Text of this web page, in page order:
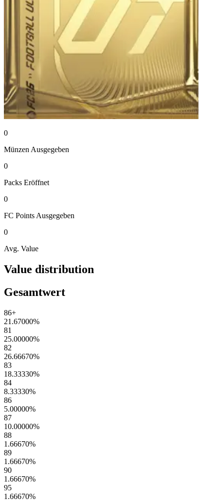
0
Münzen Ausgegeben
0
Packs Eröffnet
0
FC Points Ausgegeben
0
Avg. Value
Value distribution
Gesamtwert
86+
21.67000%
81
25.00000%
82
26.66670%
83
18.33330%
84
8.33330%
86
5.00000%
87
10.00000%
88
1.66670%
89
1.66670%
90
1.66670%
95
1.66670%